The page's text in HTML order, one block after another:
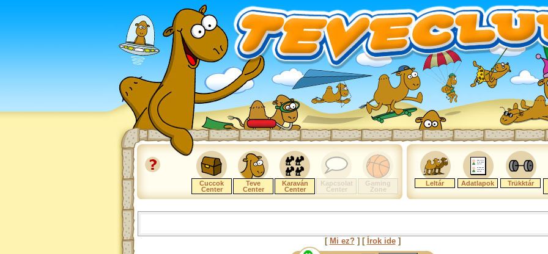
Cuccok
Center
Teve
Center
Karaván
Center
Kapcsolat
Center
Gaming
Zone
Leltár Adatlapok Trükktár
[ Mi ez?] [ Írok ide]